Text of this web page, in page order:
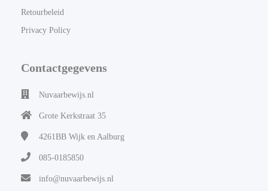
Retourbeleid
Privacy Policy
Contactgegevens
Nuvaarbewijs.nl
Grote Kerkstraat 35
4261BB Wijk en Aalburg
085-0185850
info@nuvaarbewijs.nl